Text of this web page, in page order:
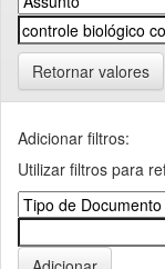
Retornar valores
Adicionar filtros:
Utilizar filtros para